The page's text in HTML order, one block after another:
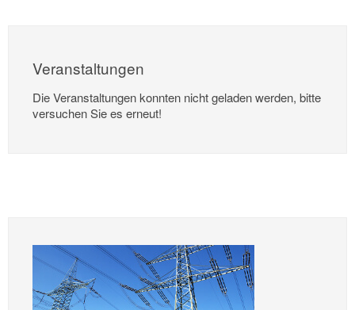
Veranstaltungen
Die Veranstaltungen konnten nicht geladen werden, bitte
versuchen Sie es erneut!